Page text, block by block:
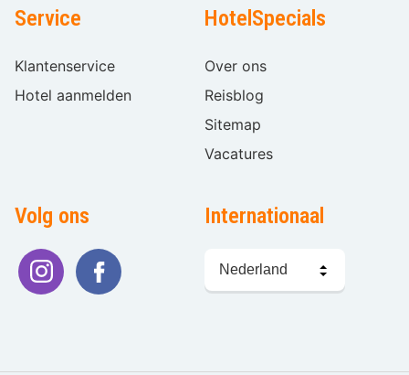
Service
Klantenservice
Hotel aanmelden
HotelSpecials
Over ons
Reisblog
Sitemap
Vacatures
Volg ons Internationaal
kiezen